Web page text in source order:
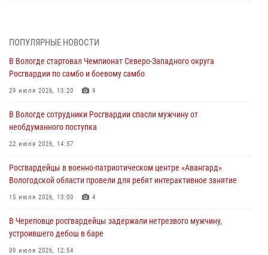
самбо
ЗА МИНУВШУЮ НЕДЕЛЮ СОТРУДНИКАМИ ВНЕВЕДОМСТВЕННОЙ
ОХРАНЫ РОСГВАРДИИ В ВОЛОГОДСКОЙ ОБЛАСТИ ЗАДЕРЖАНО 23
02 августа 2026, 10:37
Росгвардейцы в г. Соколе задержали несовершеннолетнего
31 июля 2026, 06:43
В Вологде стартовал Чемпионат Северо-Западного округа
29 июля 2026, 13:20
ПОПУЛЯРНЫЕ НОВОСТИ
В Вологде стартовал Чемпионат Северо-Западного округа
Росгвардии по самбо и боевому самбо
29 июля 2026, 13:20 9
В Вологде сотрудники Росгвардии спасли мужчину от
необдуманного поступка
22 июля 2026, 14:57
Росгвардейцы в военно-патриотическом центре «Авангард»
Вологодской области провели для ребят интерактивное занятие
15 июля 2026, 13:00 4
В Череповце росгвардейцы задержали нетрезвого мужчину,
устроившего дебош в баре
09 июля 2026, 12:54